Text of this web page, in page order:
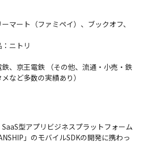
マート（ファミペイ）、ブックオフ、
ニトリ
、京王電鉄 （その他、流通・小売・鉄
など多数の実績あり）
型アプリビジネスプラットフォーム
」のモバイルSDKの開発に携わっ